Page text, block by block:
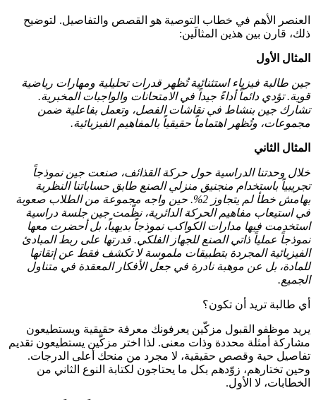
العنصر الأهم في خطاب التوصية هو القصص والتفاصيل. لتوضيح
ذلك، قارن بين هذين المثالَين:
المثال الأول
جين طالبة فيزياء استثنائية تُظهر قدرات تحليلية ومهارات رياضية
قوية. تؤدي دائماً أداءً جيداً في الامتحانات والواجبات المخبرية.
تشارك جين بنشاط في نقاشات الفصل، وتعمل بفاعلية ضمن
مجموعات، وتُظهر اهتماماً حقيقياً بالمفاهيم الفيزيائية.
المثال الثاني
خلال وحدتنا الدراسية حول حركة القذائف، صنعت جين نموذجاً
تجريبياً باستخدام منجنيق منزلي الصنع طابق حساباتنا النظرية
بهامش خطأ لم يتجاوز 2%. حين واجه مجموعة من الطلاب صعوبة
في استيعاب مفاهيم الحركة الدائرية، نظّمت جين جلسة دراسية
استخدمت فيها مدارات الكواكب نموذجاً بديهياً، بل أحضرت معها
نموذجاً عملياً ذاتي الصنع للجهاز الفلكي. قدرتها على ربط المبادئ
الفيزيائية المجردة بتطبيقات ملموسة لا تكشف فقط عن إتقانها
للمادة، بل عن موهبة نادرة في جعل الأفكار المعقدة في متناول
الجميع.
أي طالبة تريد أن تكون؟
يريد موظفو القبول مزكّين يعرفونك معرفة حقيقية ويستطيعون
مشاركة أمثلة محددة وذات معنى. لذا اختر مزكّين يستطيعون تقديم
تفاصيل حية وقصص حقيقية، لا مجرد من منحك أعلى الدرجات.
وحين تختارهم، زوّدهم بكل ما يحتاجون لكتابة النوع الثاني من
الخطابات، لا الأول.